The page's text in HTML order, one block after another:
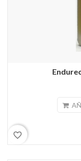
favorite_border